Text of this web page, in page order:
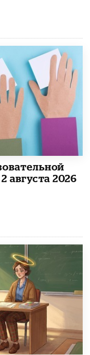
августа 2026